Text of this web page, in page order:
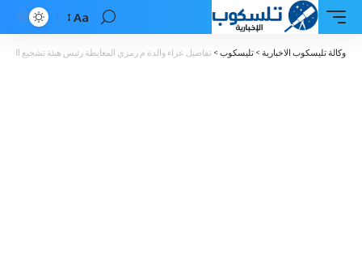
Font
Aa
وكالة تليسكوب الاخبارية > تليسكوب > تفاصيل عزاء والدة م.رمزي المعايطة رئيس هيئة تشجيع